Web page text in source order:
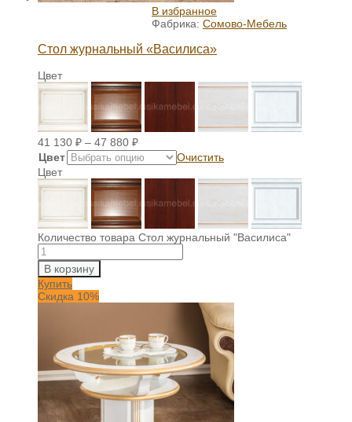
В избранное
Фабрика: Сомово-Мебель
Стол журнальный «Василиса»
Цвет
41 130 ₽ – 47 880 ₽
Цвет
Очистить
Цвет
Количество товара Стол журнальный "Василиса"
В корзину
Купить
Скидка 10%